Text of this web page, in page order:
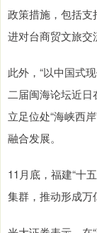
政策措施，包括支
进对台商贸文旅交
此外，“以中国式
二届闽海论坛近
立足位处“海峡西
融合发展。
11月底，福建“十
集群，推动形成万